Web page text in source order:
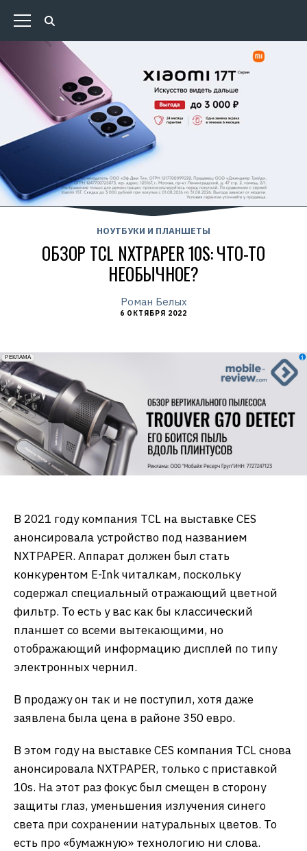
НОУТБУКИ И ПЛАНШЕТЫ
ОБЗОР TCL NXTPAPER 10S: ЧТО-ТО
НЕОБЫЧНОЕ?
Роман Белых
6 ОКТЯБРЯ 2022
erid: 2VfnxxmNzs5
РЕКЛАМА
В 2021 году компания TCL на выставке CES
анонсировала устройство под названием
NXTPAPER. Аппарат должен был стать
конкурентом E-Ink читалкам, поскольку
содержал специальный отражающий цветной
фильтр. То есть у вас как бы классический
планшет со всеми вытекающими, но
отображающий информацию дисплей по типу
электронных чернил.
В продажу он так и не поступил, хотя даже
заявлена была цена в районе 350 евро.
В этом году на выставке CES компания TCL снова
анонсировала NXTPAPER, только с приставкой
10s. На этот раз фокус был смещен в сторону
защиты глаз, уменьшения излучения синего
света при сохранении натуральных цветов. То
есть про «бумажную» технологию ни слова.